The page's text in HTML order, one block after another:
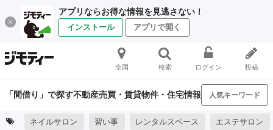
アプリならお得な情報を見逃さない！
インストール アプリで開く
全国 検索 ログイン 投稿
「間借り」で探す不動産売買・賃貸物件・住宅情報 人気キーワード
ネイルサロン 習い事 レンタルスペース エステサロン